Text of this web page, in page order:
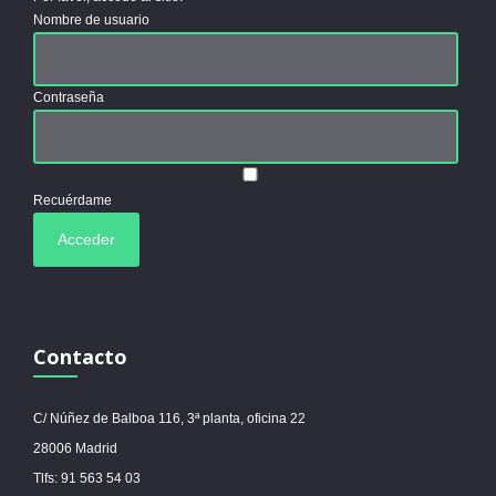
Nombre de usuario
Contraseña
Recuérdame
Contacto
C/ Núñez de Balboa 116, 3ª planta, oficina 22
28006 Madrid
Tlfs: 91 563 54 03